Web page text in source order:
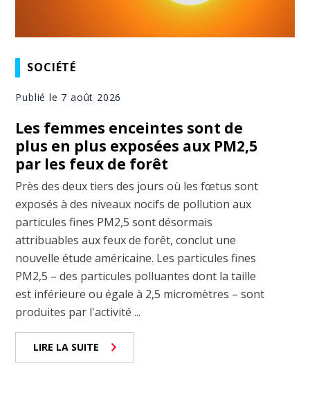
SOCIÉTÉ
Publié le 7 août 2026
Les femmes enceintes sont de
plus en plus exposées aux PM2,5
par les feux de forêt
Près des deux tiers des jours où les fœtus sont
exposés à des niveaux nocifs de pollution aux
particules fines PM2,5 sont désormais
attribuables aux feux de forêt, conclut une
nouvelle étude américaine. Les particules fines
PM2,5 – des particules polluantes dont la taille
est inférieure ou égale à 2,5 micromètres – sont
produites par l'activité ...
LIRE LA SUITE